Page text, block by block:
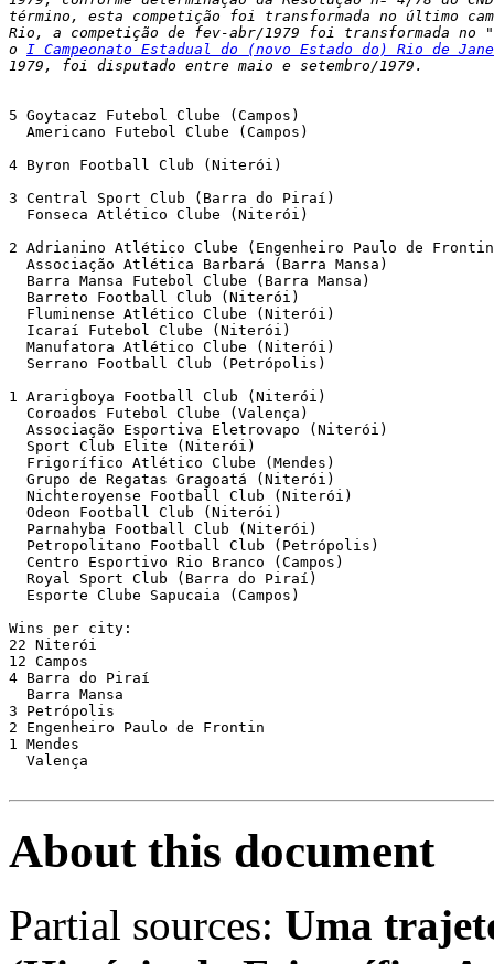
término, esta competição foi transformada no último
Rio, a competição de fev-abr/1979 foi transformada no "
o
I Campeonato Estadual do (novo Estado do) Rio de
1979, foi disputado entre maio e setembro/1979.
5 Goytacaz Futebol Clube (Campos)
  Americano Futebol Clube (Campos)
4 Byron Football Club (Niterói)
3 Central Sport Club (Barra do Piraí)
  Fonseca Atlético Clube (Niterói)
2 Adrianino Atlético Clube (Engenheiro Paulo de
  Associação Atlética Barbará (Barra Mansa)
  Barra Mansa Futebol Clube (Barra Mansa)
  Barreto Football Club (Niterói)
  Fluminense Atlético Clube (Niterói)
  Icaraí Futebol Clube (Niterói)
  Manufatora Atlético Clube (Niterói)
  Serrano Football Club (Petrópolis)
1 Ararigboya Football Club (Niterói)
  Coroados Futebol Clube (Valença)
  Associação Esportiva Eletrovapo (Niterói)
  Sport Club Elite (Niterói)
  Frigorífico Atlético Clube (Mendes)
  Grupo de Regatas Gragoatá (Niterói)
  Nichteroyense Football Club (Niterói)
  Odeon Football Club (Niterói)
  Parnahyba Football Club (Niterói)
  Petropolitano Football Club (Petrópolis)
  Centro Esportivo Rio Branco (Campos)
  Royal Sport Club (Barra do Piraí)
  Esporte Clube Sapucaia (Campos)
Wins per city:
22 Niterói
12 Campos
4 Barra do Piraí
  Barra Mansa
3 Petrópolis
2 Engenheiro Paulo de Frontin
1 Mendes
  Valença
About this document
Partial sources: Uma